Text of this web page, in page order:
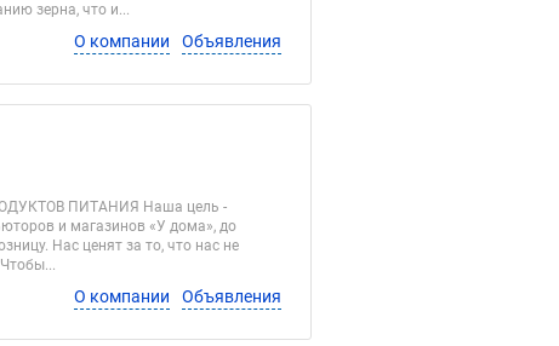
зерна, что и...
О компании Объявления
ПИТАНИЯ Наша цель -
и магазинов «У дома», до
Нас ценят за то, что нас не
О компании Объявления